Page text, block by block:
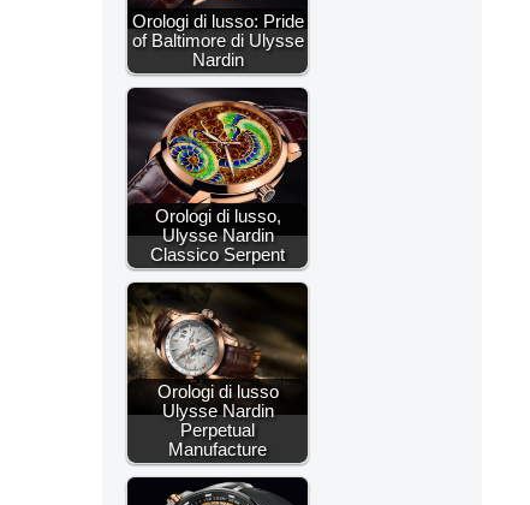
Orologi di lusso: Pride
of Baltimore di Ulysse
Nardin
Orologi di lusso,
Ulysse Nardin
Classico Serpent
Orologi di lusso
Ulysse Nardin
Perpetual
Manufacture